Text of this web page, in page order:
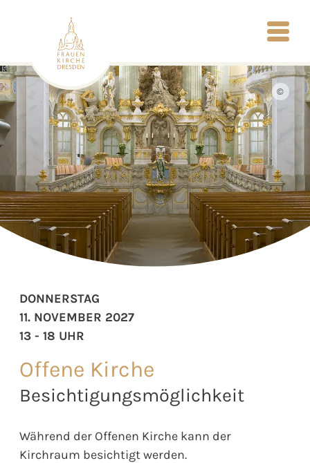
©
Offene Kirche
Besichtigungsmöglichkeit
Während der Offenen Kirche kann der
Kirchraum besichtigt werden.
DONNERSTAG
11. NOVEMBER 2027
13 - 18 UHR